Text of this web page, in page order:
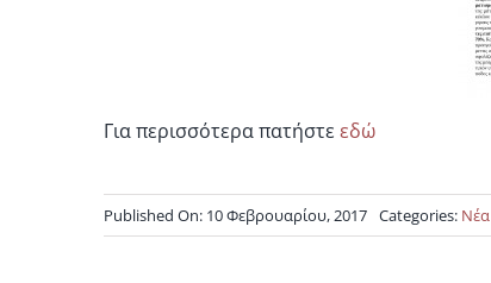
Για περισσότερα πατήστε εδώ
Published On: 10 Φεβρουαρίου, 2017 Categories: Νέα